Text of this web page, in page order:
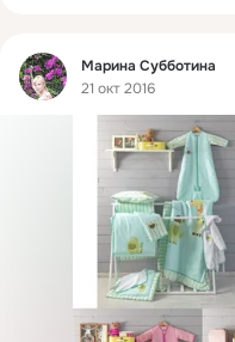
Фид
Марина Субботина
21 окт 2016